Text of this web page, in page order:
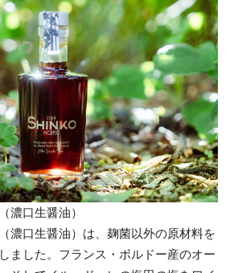
濃口生醤油）
（濃口生醤油）は、麹菌以外の原材料を
ました。フランス・ボルドー産のオー